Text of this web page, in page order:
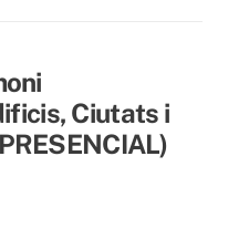
Ciutats i